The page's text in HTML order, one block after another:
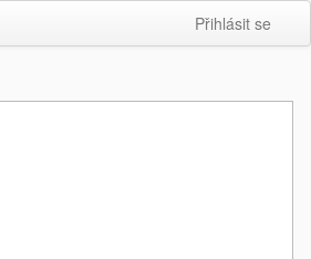
Přihlásit se